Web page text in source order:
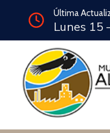
Última
Lunes 15